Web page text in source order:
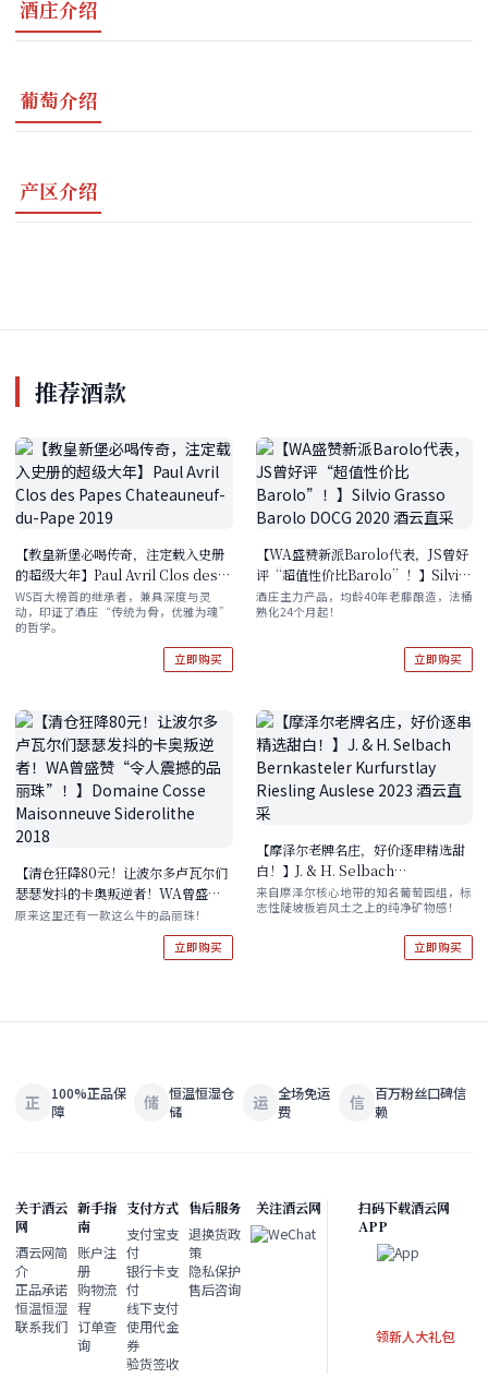
酒庄介绍
葡萄介绍
产区介绍
推荐酒款
【教皇新堡必喝传奇，注定载入史册
的超级大年】Paul Avril Clos des
Papes Chateauneuf-du-Pape
2019
WS百大榜首的继承者，兼具深度与灵
动，印证了酒庄“传统为骨，优雅为魂”
的哲学。
立即购买
【WA盛赞新派Barolo代表，JS曾好
评“超值性价比Barolo”！】Silvio
Grasso Barolo DOCG 2020 酒云
直采
酒庄主力产品，均龄40年老藤酿造，法桶
熟化24个月起！
立即购买
【清仓狂降80元！让波尔多卢瓦尔们
瑟瑟发抖的卡奥叛逆者！WA曾盛赞
“令人震撼的品丽珠”！】
Domaine Cosse Maisonneuve
原来这里还有一款这么牛的品丽珠！
立即购买
【摩泽尔老牌名庄，好价逐串精选甜
白！】J. & H. Selbach
Bernkasteler Kurfurstlay
Riesling Auslese 2023 酒云直采
来自摩泽尔核心地带的知名葡萄园组，标
志性陡坡板岩风土之上的纯净矿物感！
立即购买
正
100%正品保
障
储 恒温恒湿仓
储
运 全场免运
费
信 百万粉丝口碑信
赖
关于酒云
网
酒云网简
介
正品承诺
恒温恒湿
联系我们
新手指
南
账户注
册
购物流
程
订单查
询
支付方式
支付宝支
付
银行卡支
付
线下支付
使用代金
券
验货签收
售后服务
退换货政
策
隐私保护
售后咨询
关注酒云网
扫码下载酒云网
APP
领新人大礼包